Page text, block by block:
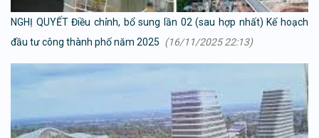
NGHỊ QUYẾT Điều chỉnh, bổ sung lần 02 (sau hợp nhất) Kế hoạch
đầu tư công thành phố năm 2025 (16/11/2025 22:13)